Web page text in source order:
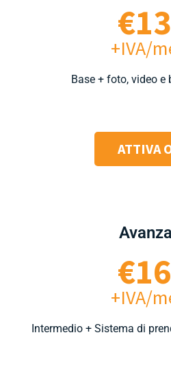
+IVA/
Base + foto, video e
ATTIVA
+IVA/
Intermedio + Sistema di